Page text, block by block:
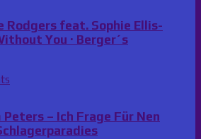
Rodgers feat. Sophie Ellis-
You · Berger´s
– Ich Frage Für Nen